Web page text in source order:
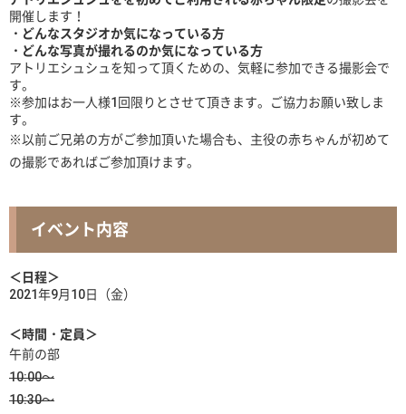
開催します！
・どんなスタジオか気になっている方
・どんな写真が撮れるのか気になっている方
アトリエシュシュを知って頂くための、気軽に参加できる撮影会で
す。
※参加はお一人様1回限りとさせて頂きます。ご協力お願い致しま
す。
※以前ご兄弟の方がご参加頂いた場合も、主役の赤ちゃんが初めて
の撮影であればご参加頂けます。
イベント内容
＜日程＞
2021年9月10日（金）
＜時間・定員＞
午前の部
10:00～
10:30～